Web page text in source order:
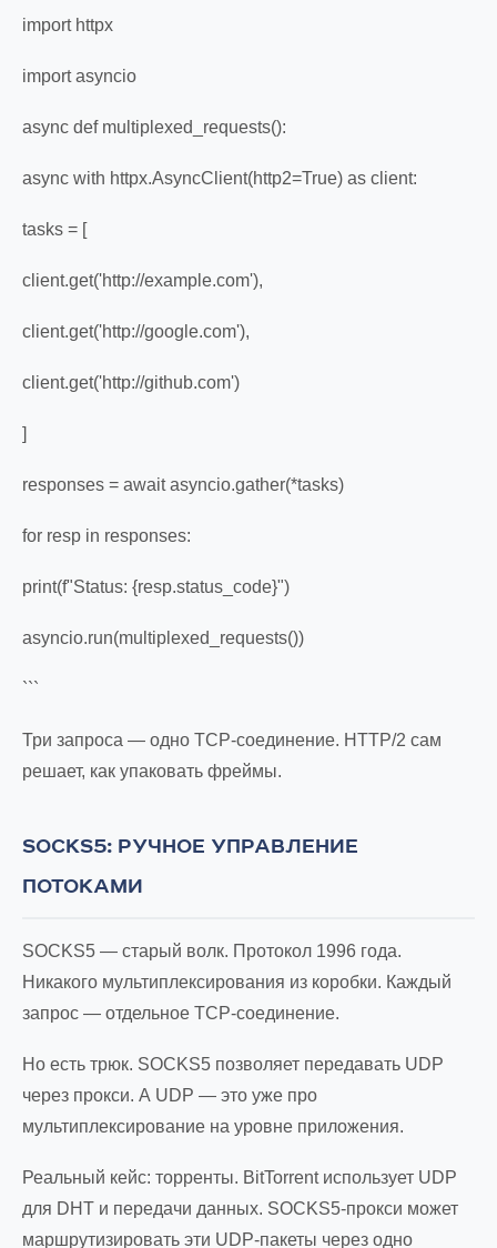
import httpx
import asyncio
async def multiplexed_requests():
async with httpx.AsyncClient(http2=True) as client:
tasks = [
client.get('http://example.com'),
client.get('http://google.com'),
client.get('http://github.com')
]
responses = await asyncio.gather(*tasks)
for resp in responses:
print(f"Status: {resp.status_code}")
asyncio.run(multiplexed_requests())
```
Три запроса — одно TCP-соединение. HTTP/2 сам
решает, как упаковать фреймы.
SOCKS5: РУЧНОЕ УПРАВЛЕНИЕ
ПОТОКАМИ
SOCKS5 — старый волк. Протокол 1996 года.
Никакого мультиплексирования из коробки. Каждый
запрос — отдельное TCP-соединение.
Но есть трюк. SOCKS5 позволяет передавать UDP
через прокси. А UDP — это уже про
мультиплексирование на уровне приложения.
Реальный кейс: торренты. BitTorrent использует UDP
для DHT и передачи данных. SOCKS5-прокси может
маршрутизировать эти UDP-пакеты через одно